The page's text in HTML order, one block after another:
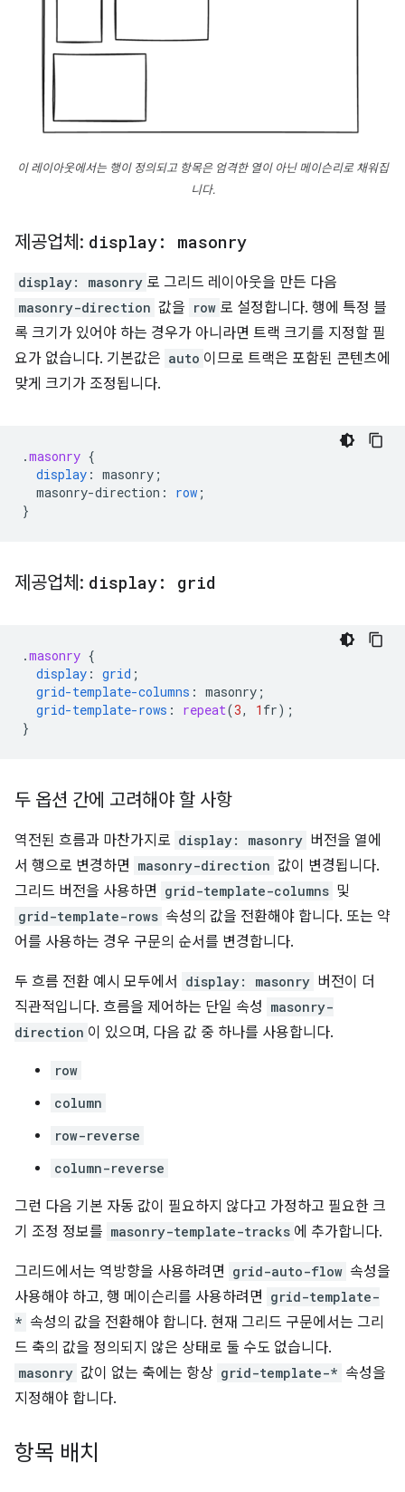
이 레이아웃에서는 행이 정의되고 항목은 엄격한 열이 아닌 메이슨리로 채워집
니다.
제공업체: display: masonry
display: masonry 로 그리드 레이아웃을 만든 다음
masonry-direction 값을 row 로 설정합니다. 행에 특정 블
록 크기가 있어야 하는 경우가 아니라면 트랙 크기를 지정할 필
요가 없습니다. 기본값은 auto 이므로 트랙은 포함된 콘텐츠에
맞게 크기가 조정됩니다.
.masonry {
display : masonry ;
masonry-direction : row ;
}
제공업체: display: grid
.masonry {
display : grid ;
grid-template-columns : masonry ;
grid-template-rows : repeat(3, 1 fr);
}
두 옵션 간에 고려해야 할 사항
역전된 흐름과 마찬가지로 display: masonry 버전을 열에
서 행으로 변경하면 masonry-direction 값이 변경됩니다.
그리드 버전을 사용하면 grid-template-columns 및
grid-template-rows 속성의 값을 전환해야 합니다. 또는 약
어를 사용하는 경우 구문의 순서를 변경합니다.
두 흐름 전환 예시 모두에서 display: masonry 버전이 더
직관적입니다. 흐름을 제어하는 단일 속성 masonry-
direction 이 있으며, 다음 값 중 하나를 사용합니다.
row
column
row-reverse
column-reverse
그런 다음 기본 자동 값이 필요하지 않다고 가정하고 필요한 크
기 조정 정보를 masonry-template-tracks 에 추가합니다.
그리드에서는 역방향을 사용하려면 grid-auto-flow 속성을
사용해야 하고, 행 메이슨리를 사용하려면 grid-template-
* 속성의 값을 전환해야 합니다. 현재 그리드 구문에서는 그리
드 축의 값을 정의되지 않은 상태로 둘 수도 없습니다.
masonry 값이 없는 축에는 항상 grid-template-* 속성을
지정해야 합니다.
항목 배치